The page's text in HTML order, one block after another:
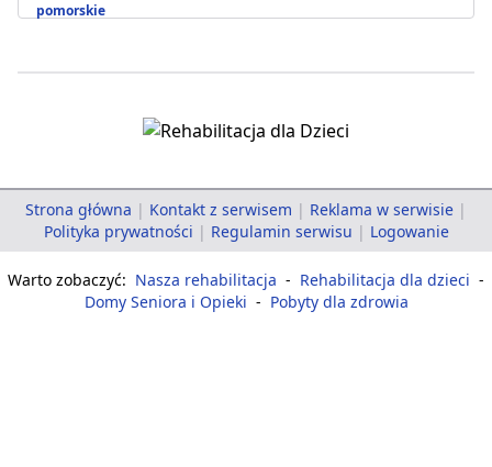
pomorskie
Strona główna | Kontakt z serwisem | Reklama w serwisie |
Polityka prywatności | Regulamin serwisu | Logowanie
Warto zobaczyć: Nasza rehabilitacja - Rehabilitacja dla dzieci -
Domy Seniora i Opieki - Pobyty dla zdrowia